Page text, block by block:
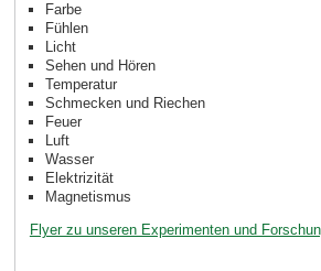
Farbe
Fühlen
Licht
Sehen und Hören
Temperatur
Schmecken und Riechen
Feuer
Luft
Wasser
Elektrizität
Magnetismus
Flyer zu unseren Experimenten und